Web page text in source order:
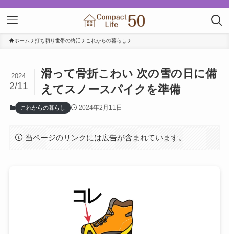
ホーム 打ち切り世帯の終活 これからの暮らし
滑って骨折こわい 次の雪の日に備
えてスノースパイクを準備
2024
2/11
これからの暮らし 2024年2月11日
当ページのリンクには広告が含まれています。